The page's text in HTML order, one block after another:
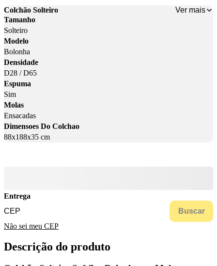
Colchão Solteiro
Ver mais
Tamanho
Solteiro
Modelo
Bolonha
Densidade
D28 / D65
Espuma
Sim
Molas
Ensacadas
Dimensoes Do Colchao
88x188x35 cm
Entrega
Buscar
Não sei meu CEP
Descrição do produto